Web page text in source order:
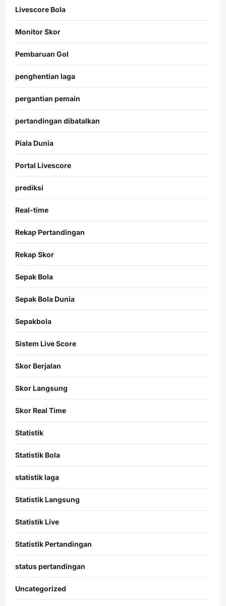
Livescore Bola
Monitor Skor
Pembaruan Gol
penghentian laga
pergantian pemain
pertandingan dibatalkan
Piala Dunia
Portal Livescore
prediksi
Real-time
Rekap Pertandingan
Rekap Skor
Sepak Bola
Sepak Bola Dunia
Sepakbola
Sistem Live Score
Skor Berjalan
Skor Langsung
Skor Real Time
Statistik
Statistik Bola
statistik laga
Statistik Langsung
Statistik Live
Statistik Pertandingan
status pertandingan
Uncategorized